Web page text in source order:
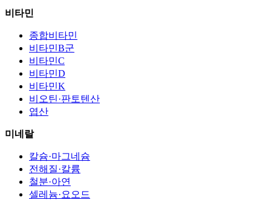
비타민
종합비타민
비타민B군
비타민C
비타민D
비타민K
비오틴·판토텐산
엽산
미네랄
칼슘·마그네슘
전해질·칼륨
철분·아연
셀레늄·요오드